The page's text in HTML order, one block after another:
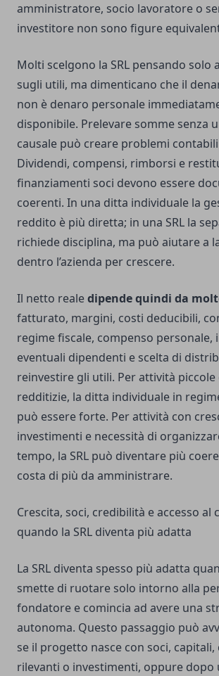
amministratore, socio lavoratore o
investitore non sono figure
Molti scelgono la SRL pensando solo
sugli utili, ma dimenticano che il
non è denaro personale
disponibile. Prelevare somme senza
causale può creare problemi
Dividendi, compensi, rimborsi e
finanziamenti soci devono essere
coerenti. In una ditta individuale la
reddito è più diretta; in una SRL la
richiede disciplina, ma può aiutare a
dentro l’azienda per crescere.
Il netto realedipende quindi da
fatturato, margini, costi deducibili,
regime fiscale, compenso personale,
eventuali dipendenti e scelta di
reinvestire gli utili. Per attività piccole
redditizie, la ditta individuale in
può essere forte. Per attività con
investimenti e necessità di
tempo, la SRL può diventare più
costa di più da amministrare.
Crescita, soci, credibilità e accesso al
quando la SRL diventa più adatta
La SRL diventa spesso più adatta
smette di ruotare solo intorno alla
fondatore e comincia ad avere una
autonoma. Questo passaggio può
se il progetto nasce con soci,
rilevanti o investimenti, oppure dopo